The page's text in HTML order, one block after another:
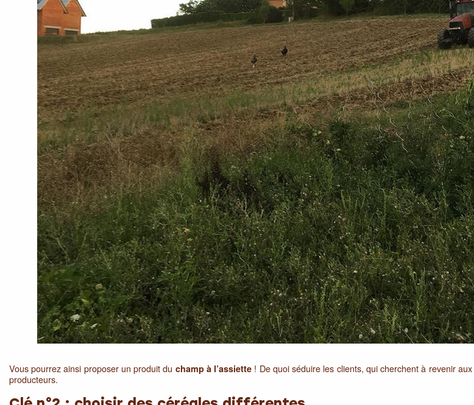
Vous pourrez ainsi proposer un produit du champ à l’assiette ! De quoi séduire les clients, qui cherchent à revenir
producteurs.